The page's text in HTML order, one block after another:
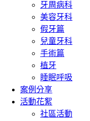
牙周病科
美容牙科
假牙篇
兒童牙科
手術篇
植牙
睡眠呼吸
案例分享
活動花絮
社區活動